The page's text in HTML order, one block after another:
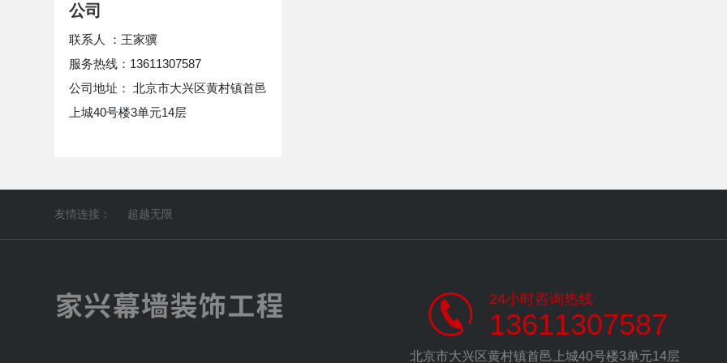
公司
联系人 ：王家骥
服务热线：13611307587
公司地址： 北京市大兴区黄村镇首邑
上城40号楼3单元14层
友情连接： 超越无限
24小时咨询热线
13611307587
北京市大兴区黄村镇首邑上城40号楼3单元14层